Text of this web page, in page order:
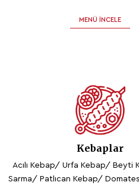
MENÜ İNCELE
Kebaplar
Acılı Kebap/ Urfa Kebap/ Beyti
Sarma/ Patlıcan Kebap/